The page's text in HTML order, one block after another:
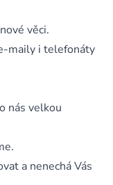
věci.
maily i telefonáty
nás velkou
a nenechá Vás